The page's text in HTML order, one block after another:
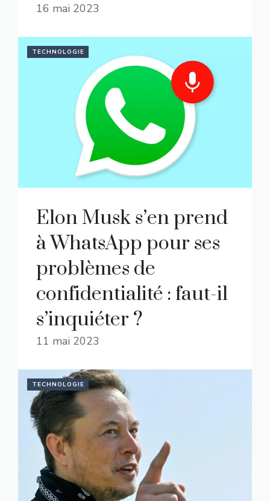
16 mai 2023
TECHNOLOGIE
Elon Musk s’en prend
à WhatsApp pour ses
problèmes de
confidentialité : faut-il
s’inquiéter ?
11 mai 2023
TECHNOLOGIE